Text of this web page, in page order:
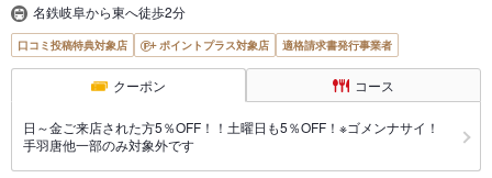
名鉄岐阜から東へ徒歩2分
口コミ投稿特典対象店 ポイントプラス対象店 適格請求書発行事業者
クーポン コース
日～金ご来店された方5％OFF！！土曜日も5％OFF！※ゴメンナサイ！
手羽唐他一部のみ対象外です